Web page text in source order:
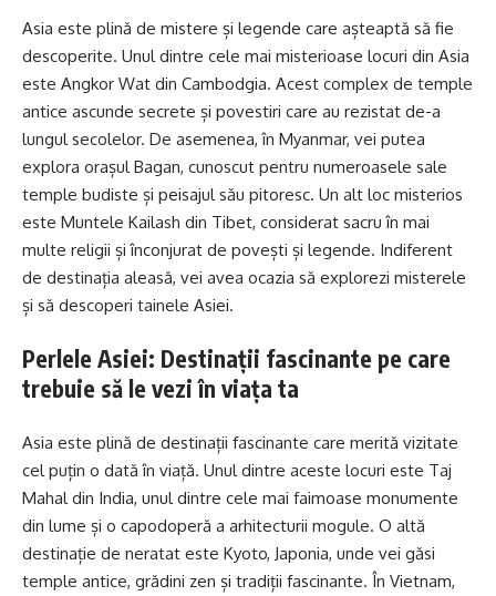
Asia este plină de mistere și legende care așteaptă să fie
descoperite. Unul dintre cele mai misterioase locuri din Asia
este Angkor Wat din Cambodgia. Acest complex de temple
antice ascunde secrete și povestiri care au rezistat de-a
lungul secolelor. De asemenea, în Myanmar, vei putea
explora orașul Bagan, cunoscut pentru numeroasele sale
temple budiste și peisajul său pitoresc. Un alt loc misterios
este Muntele Kailash din Tibet, considerat sacru în mai
multe religii și înconjurat de povești și legende. Indiferent
de destinația aleasă, vei avea ocazia să explorezi misterele
și să descoperi tainele Asiei.
Perlele Asiei: Destinații fascinante pe care
trebuie să le vezi în viața ta
Asia este plină de destinații fascinante care merită vizitate
cel puțin o dată în viață. Unul dintre aceste locuri este Taj
Mahal din India, unul dintre cele mai faimoase monumente
din lume și o capodoperă a arhitecturii mogule. O altă
destinație de neratat este Kyoto, Japonia, unde vei găsi
temple antice, grădini zen și tradiții fascinante. În Vietnam,